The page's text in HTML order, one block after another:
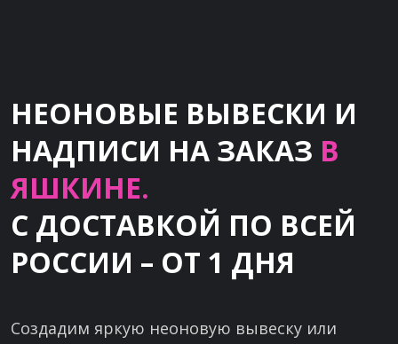
НЕОНОВЫЕ ВЫВЕСКИ И
НАДПИСИ НА ЗАКАЗ В
ЯШКИНЕ.
С ДОСТАВКОЙ ПО ВСЕЙ
РОССИИ – ОТ 1 ДНЯ
Создадим яркую неоновую вывеску или